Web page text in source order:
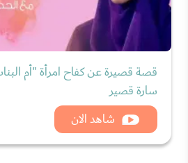
قصة قصيرة عن كفاح امرأة "أم
سارة قصير
شاهد الان